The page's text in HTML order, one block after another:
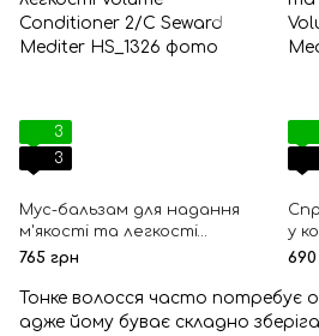
3
3
Мус-бальзам для надання
м'якості та легкості
Volume Conditioner 2/C
765 грн
у
690
Тонке волосся часто потребує
адже йому буває складно